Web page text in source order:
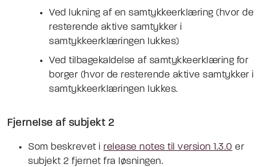
Ved lukning af en samtykkeerklæring (hvor de
resterende aktive samtykker i
samtykkeerklæringen lukkes)
Ved tilbagekaldelse af samtykkeerklæring for
borger (hvor de resterende aktive samtykker i
samtykkeerklæringen lukkes.
Fjernelse af subjekt 2
Som beskrevet i release notes til version 1.3.0 er
subjekt 2 fjernet fra løsningen.